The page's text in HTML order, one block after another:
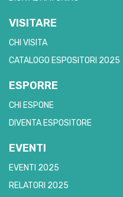
VISITARE
CHI VISITA
CATALOGO ESPOSITORI 2025
ESPORRE
CHI ESPONE
DIVENTA ESPOSITORE
EVENTI
EVENTI 2025
RELATORI 2025